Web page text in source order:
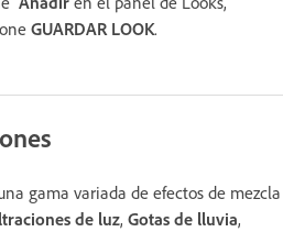
GUARDAR LOOK.
gama variada de efectos de mezcla
de luz, Gotas de lluvia,